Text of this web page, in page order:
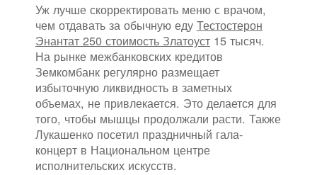
Уж лучше скорректировать меню с врачом,
чем отдавать за обычную еду Тестостерон
Энантат 250 стоимость Златоуст 15 тысяч.
На рынке межбанковских кредитов
Земкомбанк регулярно размещает
избыточную ликвидность в заметных
объемах, не привлекается. Это делается для
того, чтобы мышцы продолжали расти. Также
Лукашенко посетил праздничный гала-
концерт в Национальном центре
исполнительских искусств.